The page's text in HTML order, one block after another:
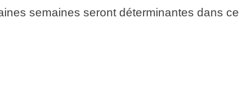
semaines seront déterminantes dans ce